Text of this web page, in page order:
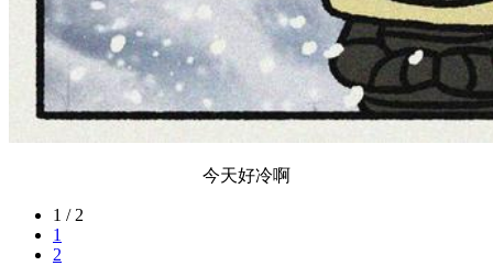
今天好冷啊
1 / 2
1
2